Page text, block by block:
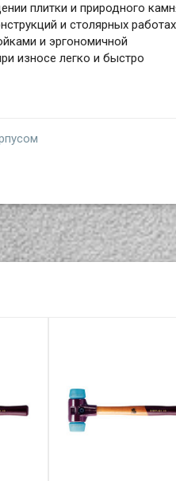
плитки и природного
и столярных
и эргономичной
износе легко и быстро